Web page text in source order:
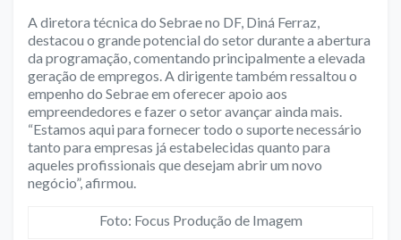
A diretora técnica do Sebrae no DF, Diná Ferraz,
destacou o grande potencial do setor durante a abertura
da programação, comentando principalmente a elevada
geração de empregos. A dirigente também ressaltou o
empenho do Sebrae em oferecer apoio aos
empreendedores e fazer o setor avançar ainda mais.
“Estamos aqui para fornecer todo o suporte necessário
tanto para empresas já estabelecidas quanto para
aqueles profissionais que desejam abrir um novo
negócio”, afirmou.
Foto: Focus Produção de Imagem